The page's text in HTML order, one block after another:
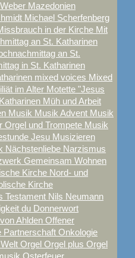
Mazedonien
Michael Scherfenberg
in der Kirche Mit
an St. Katharinen
an St.
in St. Katharinen
mixed voices Mixed
im Alter Motette "Jesus
Müh und Arbeit
Musik Musik Advent Musik
Orgel und Trompete Musik
Jesu Musizieren
Nächstenliebe Narzismus
Gemeinsam Wohnen
Kirche Nord- und
Kirche
Testament Nils Neumann
du Donnerwort
Ahlden Offener
Partnerschaft Onkologie
Orgel Orgel plus Orgel